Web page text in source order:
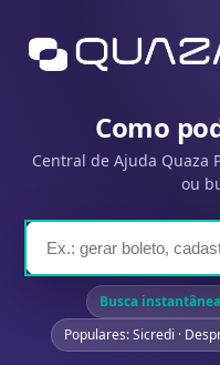
Como
Central de Ajuda Quaza
ou
Busca instantânea
Populares: Sicredi ·